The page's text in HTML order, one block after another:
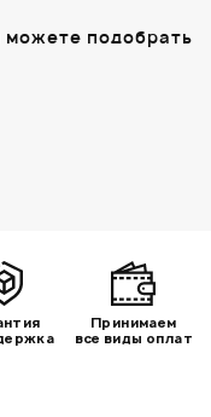
можете подобрать
Принимаем
все виды оплат